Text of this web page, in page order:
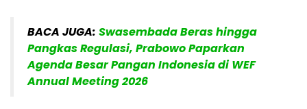
BACA JUGA: Swasembada Beras hingga
Pangkas Regulasi, Prabowo Paparkan
Agenda Besar Pangan Indonesia di WEF
Annual Meeting 2026